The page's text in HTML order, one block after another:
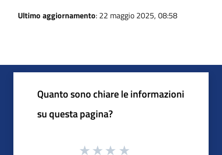
Ultimo aggiornamento: 22 maggio 2025, 08:58
Quanto sono chiare le informazioni
su questa pagina?